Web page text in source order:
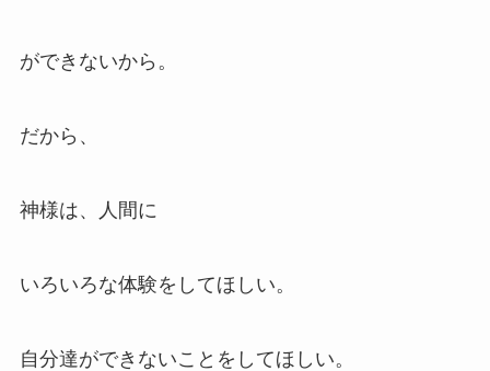
ができないから。
だから、
神様は、人間に
いろいろな体験をしてほしい。
自分達ができないことをしてほしい。